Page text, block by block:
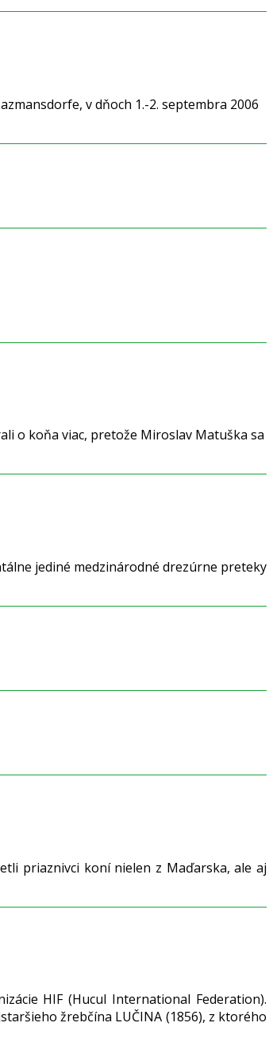
v dňoch 1.-2. septembra 2006
o koňa viac, pretože Miroslav Matuška sa
jediné medzinárodné drezúrne preteky
priaznivci koní nielen z Maďarska, ale aj
HIF (Hucul International Federation).
žrebčína LUČINA (1856), z ktorého